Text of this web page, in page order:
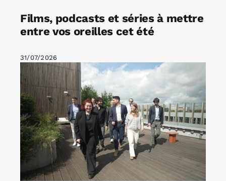
Films, podcasts et séries à mettre
entre vos oreilles cet été
31/07/2026